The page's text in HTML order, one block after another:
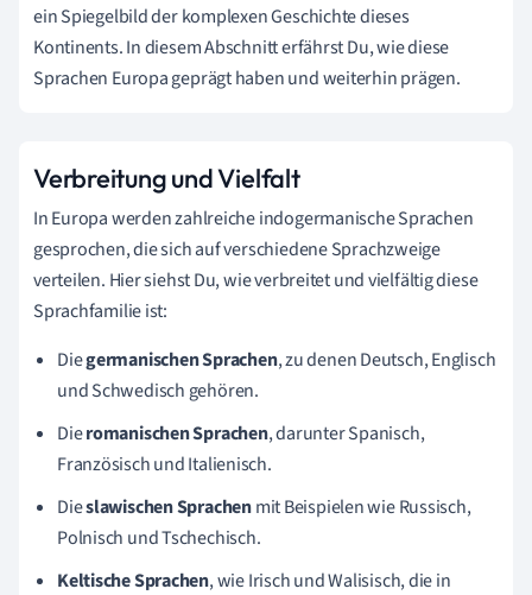
ein Spiegelbild der komplexen Geschichte dieses
Kontinents. In diesem Abschnitt erfährst Du, wie diese
Sprachen Europa geprägt haben und weiterhin prägen.
Verbreitung und Vielfalt
In Europa werden zahlreiche indogermanische Sprachen
gesprochen, die sich auf verschiedene Sprachzweige
verteilen. Hier siehst Du, wie verbreitet und vielfältig diese
Sprachfamilie ist:
Diegermanischen Sprachen, zu denen Deutsch, Englisch
und Schwedisch gehören.
Dieromanischen Sprachen, darunter Spanisch,
Französisch und Italienisch.
Dieslawischen Sprachenmit Beispielen wie Russisch,
Polnisch und Tschechisch.
Keltische Sprachen, wie Irisch und Walisisch, die in